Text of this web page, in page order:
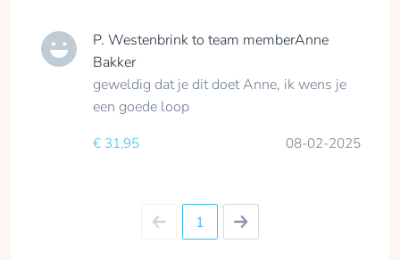
P. Westenbrinkto team memberAnne
Bakker
geweldig dat je dit doet Anne, ik wens je
een goede loop
€ 31,95 08-02-2025
1
Anne Meike
Wildeboer